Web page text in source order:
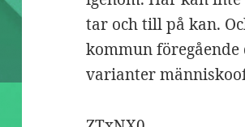
tar och till på kan.
kommun
varianter